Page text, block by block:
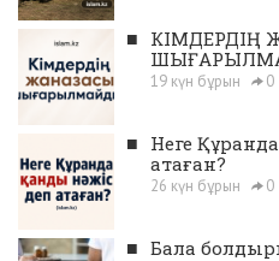
■ КІМДЕРДІҢ
19 күн бұрын 0
■ Неге
атаған?
26 күн бұрын 0
■ Бала